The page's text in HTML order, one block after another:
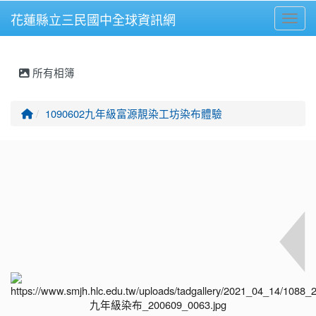
⏸
花蓮縣立三民國中全球資訊網
所有相簿
回首頁
1090602九年級富源靚染工坊染布體驗